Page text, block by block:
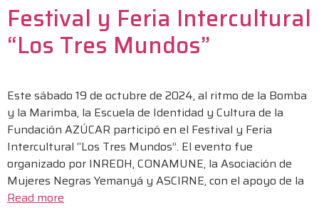
Festival y Feria Intercultural
“Los Tres Mundos”
Este sábado 19 de octubre de 2024, al ritmo de la Bomba
y la Marimba, la Escuela de Identidad y Cultura de la
Fundación AZÚCAR participó en el Festival y Feria
Intercultural “Los Tres Mundos”. El evento fue
organizado por INREDH, CONAMUNE, la Asociación de
Mujeres Negras Yemanyá y ASCIRNE, con el apoyo de la
Read more